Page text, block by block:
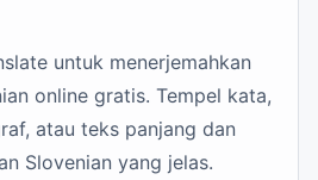
untuk menerjemahkan
online gratis. Tempel kata,
atau teks panjang dan
Slovenian yang jelas.